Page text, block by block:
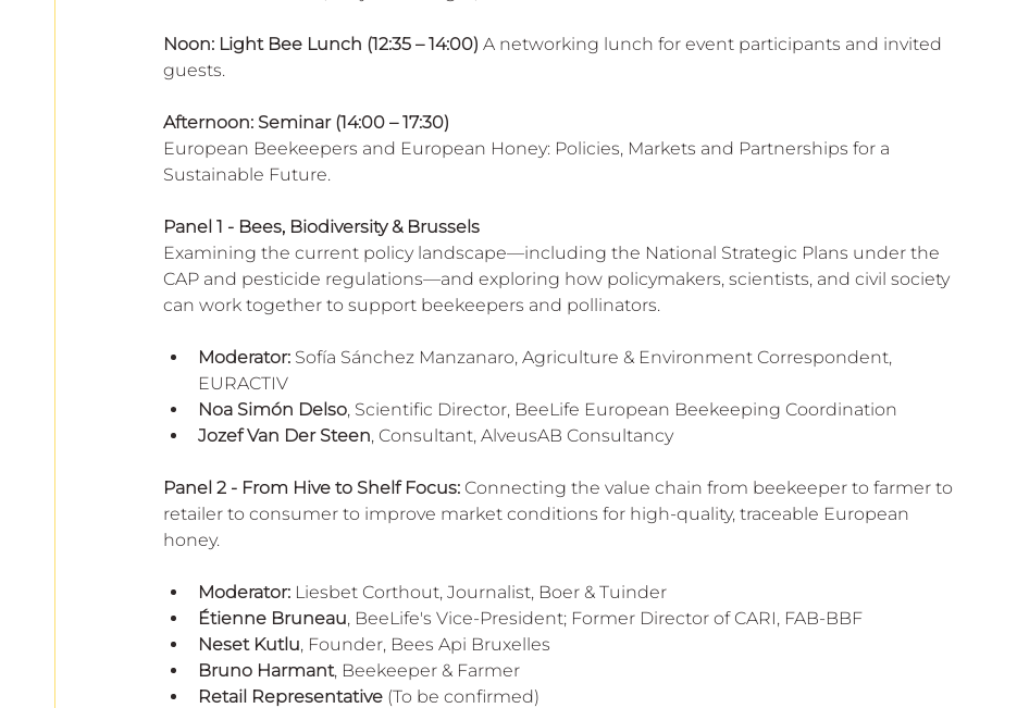
Noon: Light Bee Lunch (12:35 – 14:00) A networking lunch for event participants and invited
guests.
Afternoon: Seminar (14:00 – 17:30)
European Beekeepers and European Honey: Policies, Markets and Partnerships for a
Sustainable Future.
Panel 1 - Bees, Biodiversity & Brussels
Examining the current policy landscape—including the National Strategic Plans under the
CAP and pesticide regulations—and exploring how policymakers, scientists, and civil society
can work together to support beekeepers and pollinators.
Moderator: Sofía Sánchez Manzanaro, Agriculture & Environment Correspondent,
EURACTIV
Noa Simón Delso, Scientific Director, BeeLife European Beekeeping Coordination
Jozef Van Der Steen, Consultant, AlveusAB Consultancy
Panel 2 - From Hive to Shelf Focus: Connecting the value chain from beekeeper to farmer to
retailer to consumer to improve market conditions for high-quality, traceable European
honey.
Moderator: Liesbet Corthout, Journalist, Boer & Tuinder
Étienne Bruneau, BeeLife's Vice-President; Former Director of CARI, FAB-BBF
Neset Kutlu, Founder, Bees Api Bruxelles
Bruno Harmant, Beekeeper & Farmer
Retail Representative (To be confirmed)